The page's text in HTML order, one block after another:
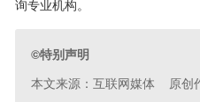
询专业机构。
©特别声明
本文来源：互联网媒体 原创